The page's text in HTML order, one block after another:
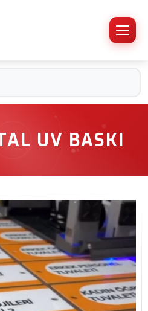
UV BASKI